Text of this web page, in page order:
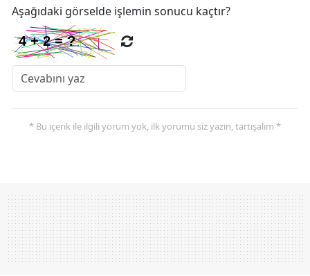
Aşağıdaki görselde işlemin sonucu kaçtır?
* Bu içerik ile ilgili yorum yok, ilk yorumu siz yazın, tartışalım *